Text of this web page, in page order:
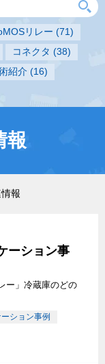
リレー (71)
コネクタ (38)
紹介 (16)
報
報
ーション事
ー」冷蔵庫のどの
ション事例